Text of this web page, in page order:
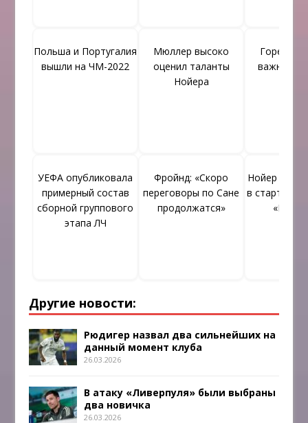
Польша и Португалия
вышли на ЧМ-2022
Мюллер высоко
оценил таланты
Нойера
Горецка
важное
УЕФА опубликовала
примерный состав
сборной группового
этапа ЛЧ
Фройнд: «Скоро
переговоры по Сане
продолжатся»
Нойер
в
Другие новости:
Рюдигер назвал два сильнейших на
данный момент клуба
26.03.2026
В атаку «Ливерпуля» были выбраны
два новичка
26.03.2026